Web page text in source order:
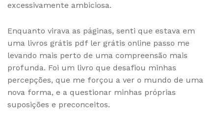
excessivamente ambiciosa.
Enquanto virava as páginas, senti que estava em
uma livros grátis pdf ler grátis online passo me
levando mais perto de uma compreensão mais
profunda. Foi um livro que desafiou minhas
percepções, que me forçou a ver o mundo de uma
nova forma, e a questionar minhas próprias
suposições e preconceitos.